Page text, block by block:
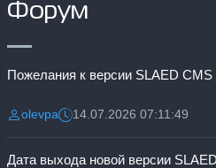
Форум
Пожелания к версии SLAED CMS
Разместил:
olevpaДата:14.07.2026 07:11:49
Дата выхода новой версии